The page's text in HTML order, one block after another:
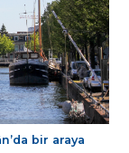
bir araya